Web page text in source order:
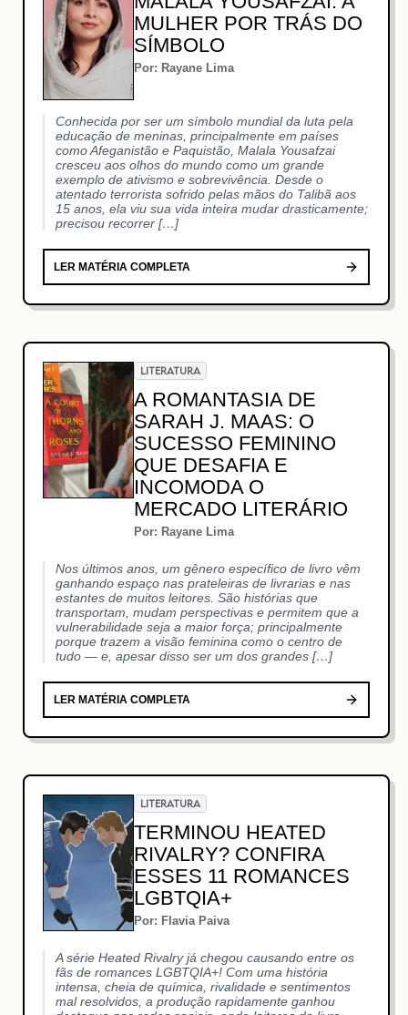
MULHER POR TRÁS DO
SÍMBOLO
Por: Rayane Lima
Conhecida por ser um símbolo mundial da luta pela
educação de meninas, principalmente em países
como Afeganistão e Paquistão, Malala Yousafzai
cresceu aos olhos do mundo como um grande
exemplo de ativismo e sobrevivência. Desde o
atentado terrorista sofrido pelas mãos do Talibã aos
15 anos, ela viu sua vida inteira mudar drasticamente;
precisou recorrer […]
LER MATÉRIA COMPLETA
LITERATURA
A ROMANTASIA DE
SARAH J. MAAS: O
SUCESSO FEMININO
QUE DESAFIA E
INCOMODA O
MERCADO LITERÁRIO
Por: Rayane Lima
Nos últimos anos, um gênero específico de livro vêm
ganhando espaço nas prateleiras de livrarias e nas
estantes de muitos leitores. São histórias que
transportam, mudam perspectivas e permitem que a
vulnerabilidade seja a maior força; principalmente
porque trazem a visão feminina como o centro de
tudo — e, apesar disso ser um dos grandes […]
LER MATÉRIA COMPLETA
LITERATURA
TERMINOU HEATED
RIVALRY? CONFIRA
ESSES 11 ROMANCES
LGBTQIA+
Por: Flavia Paiva
A série Heated Rivalry já chegou causando entre os
fãs de romances LGBTQIA+! Com uma história
intensa, cheia de química, rivalidade e sentimentos
mal resolvidos, a produção rapidamente ganhou